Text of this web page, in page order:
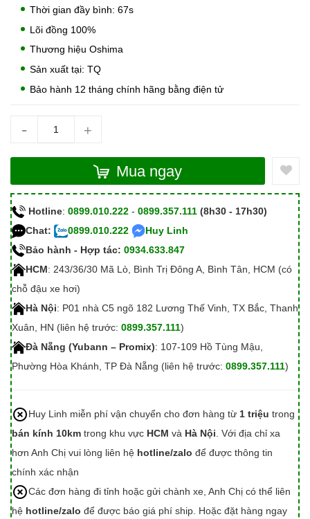
Thời gian đầy bình: 67s
Lõi đồng 100%
Thương hiệu Oshima
Sản xuất tại: TQ
Bảo hành 12 tháng chính hãng bằng điện tử
- +
Mua ngay
Hotline: 0899.010.222 - 0899.357.111 (8h30 - 17h30)
Chat:
0899.010.222
Huy Linh
Bảo hành - Hợp tác: 0934.633.847
HCM: 243/36/30 Mã Lò, Bình Trị Đông A, Bình Tân, HCM (có
chỗ đậu xe hơi)
Hà Nội: P01 nhà C5 ngõ 182 Lương Thế Vinh, TX Bắc, Thanh
Xuân, HN (liên hệ trước: 0899.357.111)
Đà Nẵng (Yubann – Promix): 107-109 Hồ Tùng Mậu,
Phường Hòa Khánh, TP Đà Nẵng (liên hệ trước: 0899.357.111)
Huy Linh miễn phí vận chuyển cho đơn hàng từ 1 triệu trong
bán kính 10km trong khu vực HCM và Hà Nội . Với địa chỉ xa
hơn Anh Chị vui lòng liên hệ hotline/zalo để được thông tin
chính xác nhận
Các đơn hàng đi tỉnh hoặc gửi chành xe, Anh Chị có thể liên
hệ hotline/zalo để được báo giá phí ship. Hoặc đặt hàng ngay